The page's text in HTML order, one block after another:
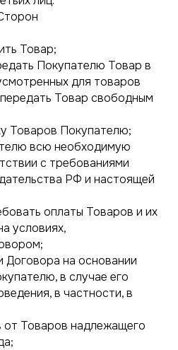
Товар;
Покупателю Товар в
для товаров
Товар свободным
Товаров Покупателю;
всю необходимую
с требованиями
РФ и настоящей
оплаты Товаров и их
условиях,
Договора на основании
в случае его
в частности, в
от Товаров надлежащего